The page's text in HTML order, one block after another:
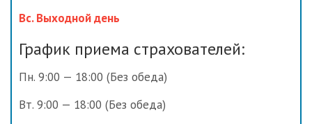
Вс. Выходной день
График приема страхователей:
Пн. 9:00 — 18:00 (Без обеда)
Вт. 9:00 — 18:00 (Без обеда)